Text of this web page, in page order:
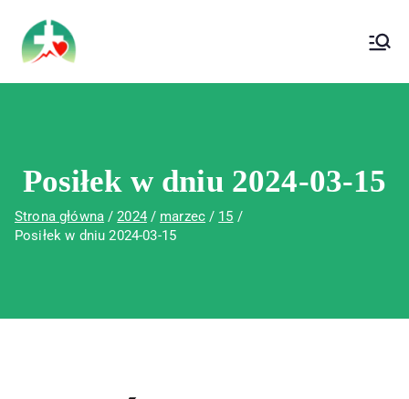
Wojewódzki Szpital Specjalistyczny im.
Św. Rafała w Czerwonej Górze
Posiłek w dniu 2024-03-15
Strona główna 2024 marzec
15
Posiłek w dniu 2024-03-15